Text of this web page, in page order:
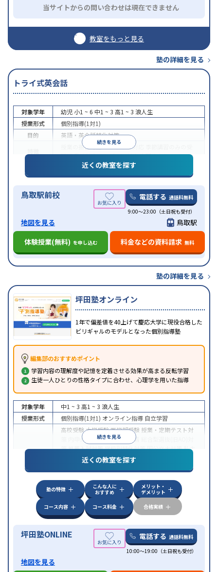
当サイトからの問い合わせは現在できません
教室をもっと見る
塾の詳細を見る
トライ式英会話
続きを見る
対象学年 幼児 小1 ~ 6 中1 ~ 3 高1 ~ 3 浪人生
授業形式
個別指導(1対1)
目的
英語・英会話特化対策
授業の振替可能オンライン対応
講可発達障害の子どもに対応自習室あり
近くの教室を探す
鳥取駅前校 電話する 通話料無料
9:00～23:00（土日祝も受付）
地図を見る
鳥取駅
体験授業(無料) を申し込む 料金などの資料請求 無料
塾の詳細を見る
坪田塾オンライン
1年で偏差値を40上げて慶応大学に現役合格した
ビリギャルのモデルとなった個別指導塾
編集部のおすすめポイント
学習内容の理解度や記憶を定着させる効果が高まる反転学習
生徒一人ひとりの性格タイプに合わせ、心理学を用いた指導
続きを見る
対象学年 中1 ~ 3 高1 ~ 3 浪人生
授業形式
個別指導(1対1) オンライン指導 自立学習
高校受験大学受験医学部受験 授業・定期テスト対
内申点対策学習習慣の定着
策推薦入試対策学校別特化対策国公立大対策私大
共通テスト対策英検(英語検定)対策
その
特徴
中高一貫校生に対応授業の振替可能 不登校生に対
学習にPC・タブレットを利用オンライン対応
科目から受講可能季節講習のみの受講可発達障害
の子どもに対応
近くの教室を探す
塾の特徴
こんな人に
おすすめ
メリット・
デメリット
コース内容
コース料金 合格実績
坪田塾ONLINE 電話する 通話料無料
10:00～19:00（土日祝も受付）
地図を見る